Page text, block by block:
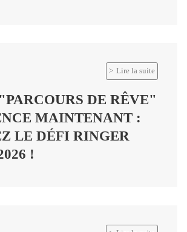
Lire la suite
DE RÊVE"
MAINTENANT :
LE DÉFI RINGER
!